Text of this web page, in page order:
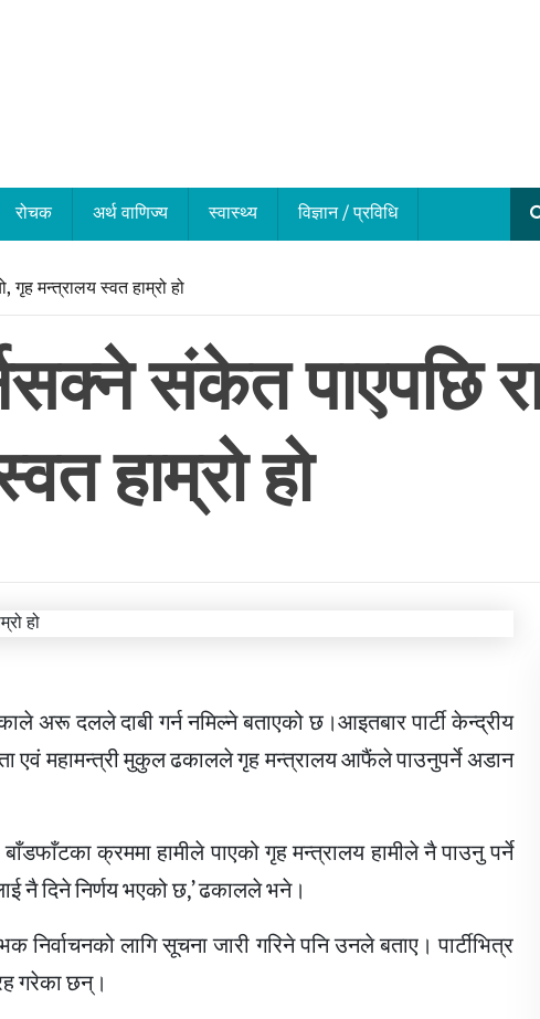
रोचक अर्थ वाणिज्य स्वास्थ्य विज्ञान / प्रविधि
गृह मन्त्रालय स्वत हाम्रो हो
संकेत पाएपछि
हाम्रो हो
अरू दलले दाबी गर्न नमिल्ने बताएको छ।आइतबार पार्टी केन्द्रीय
एवं महामन्त्री मुकुल ढकालले गृह मन्त्रालय आफैंले पाउनुपर्ने अडान
क्रममा हामीले पाएको गृह मन्त्रालय हामीले नै पाउनु पर्ने
नै दिने निर्णय भएको छ,’ ढकालले भने।
निर्वाचनको लागि सूचना जारी गरिने पनि उनले बताए। पार्टीभित्र
गरेका छन्।